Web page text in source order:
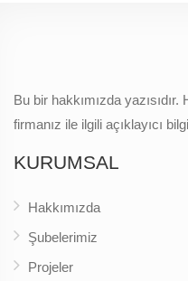
Bu bir hakkımızda
firmanız ile ilgili açıklayıcı
KURUMSAL
Hakkımızda
Şubelerimiz
Projeler